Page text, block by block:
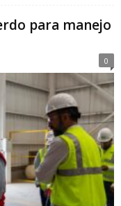
para manejo
0